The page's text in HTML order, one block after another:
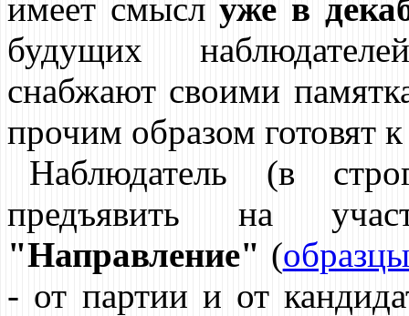
имеет смыслуже в
будущих
снабжают своими
прочим образом готовят
Наблюдатель (в
предъявить на
"Направление" (
- от партии и от